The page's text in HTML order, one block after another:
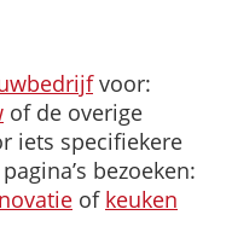
voor:
of de overige
iets specifiekere
bezoeken:
of keuken